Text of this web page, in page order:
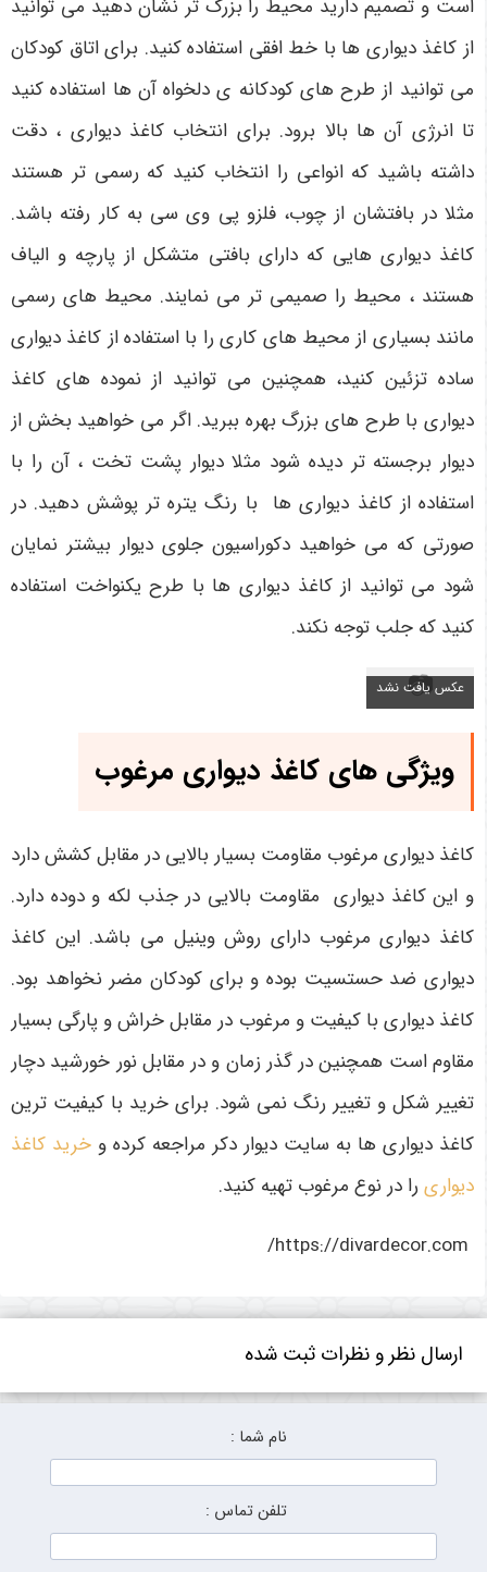
است و تصمیم دارید محیط را بزرگ تر نشان دهید می توانید
از کاغذ دیواری ها با خط افقی استفاده کنید. برای اتاق کودکان
می توانید از طرح های کودکانه ی دلخواه آن ها استفاده کنید
تا انرژی آن ها بالا برود. برای انتخاب کاغذ دیواری ، دقت
داشته باشید که انواعی را انتخاب کنید که رسمی تر هستند
مثلا در بافتشان از چوب، فلزو پی وی سی به کار رفته باشد.
کاغذ دیواری هایی که دارای بافتی متشکل از پارچه و الیاف
هستند ، محیط را صمیمی تر می نمایند. محیط های رسمی
مانند بسیاری از محیط های کاری را با استفاده از کاغذ دیواری
ساده تزئین کنید، همچنین می توانید از نموده های کاغذ
دیواری با طرح های بزرگ بهره ببرید. اگر می خواهید بخش از
دیوار برجسته تر دیده شود مثلا دیوار پشت تخت ، آن را با
استفاده از کاغذ دیواری ها با رنگ یتره تر پوشش دهید. در
صورتی که می خواهید دکوراسیون جلوی دیوار بیشتر نمایان
شود می توانید از کاغذ دیواری ها با طرح یکنواخت استفاده
کنید که جلب توجه نکند.
ویژگی های کاغذ دیواری مرغوب
کاغذ دیواری مرغوب مقاومت بسیار بالایی در مقابل کشش دارد
و این کاغذ دیواری مقاومت بالایی در جذب لکه و دوده دارد.
کاغذ دیواری مرغوب دارای روش وینیل می باشد. این کاغذ
دیواری ضد حستسیت بوده و برای کودکان مضر نخواهد بود.
کاغذ دیواری با کیفیت و مرغوب در مقابل خراش و پارگی بسیار
مقاوم است همچنین در گذر زمان و در مقابل نور خورشید دچار
تغییر شکل و تغییر رنگ نمی شود. برای خرید با کیفیت ترین
کاغذ دیواری ها به سایت دیوار دکر مراجعه کرده و خرید کاغذ
دیواریرا در نوع مرغوب تهیه کنید.
ارسال نظر و نظرات ثبت شده
نام شما :
تلفن تماس :